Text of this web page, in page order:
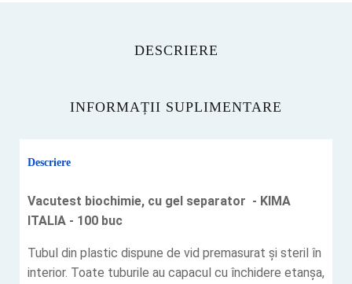
DESCRIERE
INFORMAȚII SUPLIMENTARE
Descriere
Vacutest biochimie, cu gel separator - KIMA
ITALIA - 100 buc
Tubul din plastic dispune de vid premasurat și steril în
interior. Toate tuburile au capacul cu închidere etanșa,